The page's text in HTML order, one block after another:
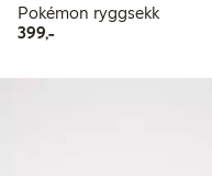
Pokémon ryggsekk
399,-399,00 kr